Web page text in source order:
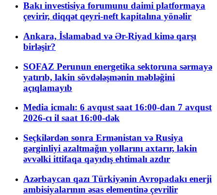
Bakı investisiya forumunu daimi platformaya
çevirir, diqqət qeyri-neft kapitalına yönəlir
Ankara, İslamabad və Ər-Riyad kimə qarşı
birləşir?
SOFAZ Perunun energetika sektoruna sərmayə
yatırıb, lakin sövdələşmənin məbləğini
açıqlamayıb
Media icmalı: 6 avqust saat 16:00-dan 7 avqust
2026-cı il saat 16:00-dək
Seçkilərdən sonra Ermənistan və Rusiya
gərginliyi azaltmağın yollarını axtarır, lakin
əvvəlki ittifaqa qayıdış ehtimalı azdır
Azərbaycan qazı Türkiyənin Avropadakı enerji
ambisiyalarının əsas elementinə çevrilir